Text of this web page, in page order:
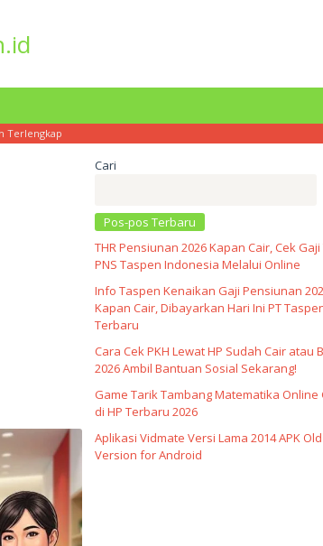
Terlengkap
Cari
Pos-pos Terbaru
THR Pensiunan 2026 Kapan Cair, Cek Gaji
PNS Taspen Indonesia Melalui Online
Info Taspen Kenaikan Gaji Pensiunan
Kapan Cair, Dibayarkan Hari Ini PT
Terbaru
Cara Cek PKH Lewat HP Sudah Cair atau
2026 Ambil Bantuan Sosial Sekarang!
Game Tarik Tambang Matematika Online
di HP Terbaru 2026
Aplikasi Vidmate Versi Lama 2014 APK Old
Version for Android